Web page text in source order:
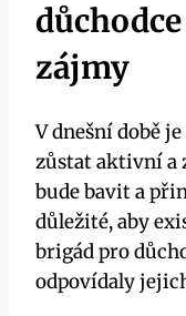
zájmy
V dnešní době
zůstat aktivní a
bude bavit a
důležité, aby
brigád pro
odpovídaly